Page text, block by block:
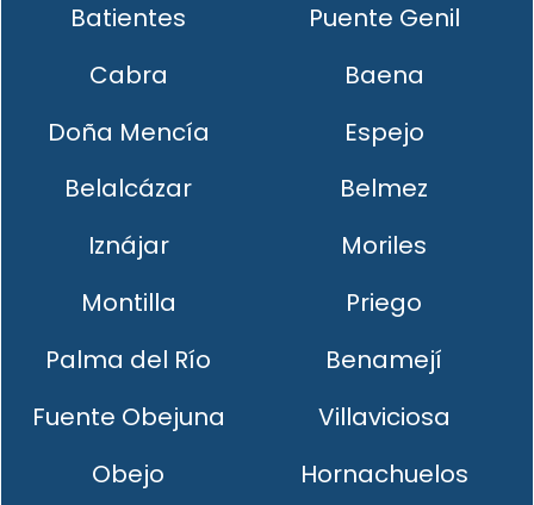
Batientes
Puente Genil
Cabra
Baena
Doña Mencía
Espejo
Belalcázar
Belmez
Iznájar
Moriles
Montilla
Priego
Palma del Río
Benamejí
Fuente Obejuna
Villaviciosa
Obejo
Hornachuelos